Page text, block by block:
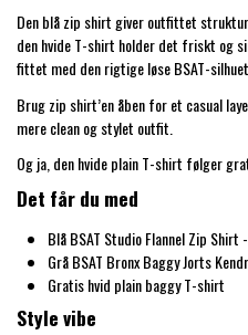
Den blå zip shirt giver outfittet
den hvide T-shirt holder det friskt og
fittet med den rigtige løse BSAT-
Brug zip shirt’en åben for et casual
mere clean og stylet outfit.
Og ja, den hvide plain T-shirt følger
Det får du med
Blå BSAT Studio Flannel Zip Shirt
Grå BSAT Bronx Baggy Jorts
Gratis hvid plain baggy T-shirt
Style vibe